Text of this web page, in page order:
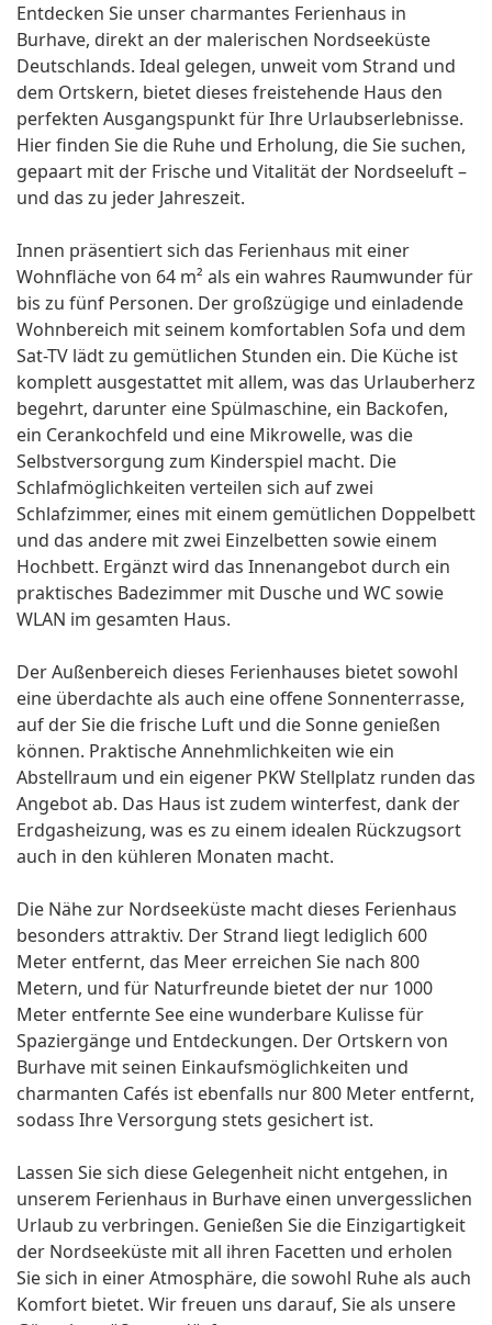
Entdecken Sie unser charmantes Ferienhaus in
Burhave, direkt an der malerischen Nordseeküste
Deutschlands. Ideal gelegen, unweit vom Strand und
dem Ortskern, bietet dieses freistehende Haus den
perfekten Ausgangspunkt für Ihre Urlaubserlebnisse.
Hier finden Sie die Ruhe und Erholung, die Sie suchen,
gepaart mit der Frische und Vitalität der Nordseeluft –
und das zu jeder Jahreszeit.
Innen präsentiert sich das Ferienhaus mit einer
Wohnfläche von 64 m² als ein wahres Raumwunder für
bis zu fünf Personen. Der großzügige und einladende
Wohnbereich mit seinem komfortablen Sofa und dem
Sat-TV lädt zu gemütlichen Stunden ein. Die Küche ist
komplett ausgestattet mit allem, was das Urlauberherz
begehrt, darunter eine Spülmaschine, ein Backofen,
ein Cerankochfeld und eine Mikrowelle, was die
Selbstversorgung zum Kinderspiel macht. Die
Schlafmöglichkeiten verteilen sich auf zwei
Schlafzimmer, eines mit einem gemütlichen Doppelbett
und das andere mit zwei Einzelbetten sowie einem
Hochbett. Ergänzt wird das Innenangebot durch ein
praktisches Badezimmer mit Dusche und WC sowie
WLAN im gesamten Haus.
Der Außenbereich dieses Ferienhauses bietet sowohl
eine überdachte als auch eine offene Sonnenterrasse,
auf der Sie die frische Luft und die Sonne genießen
können. Praktische Annehmlichkeiten wie ein
Abstellraum und ein eigener PKW Stellplatz runden das
Angebot ab. Das Haus ist zudem winterfest, dank der
Erdgasheizung, was es zu einem idealen Rückzugsort
auch in den kühleren Monaten macht.
Die Nähe zur Nordseeküste macht dieses Ferienhaus
besonders attraktiv. Der Strand liegt lediglich 600
Meter entfernt, das Meer erreichen Sie nach 800
Metern, und für Naturfreunde bietet der nur 1000
Meter entfernte See eine wunderbare Kulisse für
Spaziergänge und Entdeckungen. Der Ortskern von
Burhave mit seinen Einkaufsmöglichkeiten und
charmanten Cafés ist ebenfalls nur 800 Meter entfernt,
sodass Ihre Versorgung stets gesichert ist.
Lassen Sie sich diese Gelegenheit nicht entgehen, in
unserem Ferienhaus in Burhave einen unvergesslichen
Urlaub zu verbringen. Genießen Sie die Einzigartigkeit
der Nordseeküste mit all ihren Facetten und erholen
Sie sich in einer Atmosphäre, die sowohl Ruhe als auch
Komfort bietet. Wir freuen uns darauf, Sie als unsere